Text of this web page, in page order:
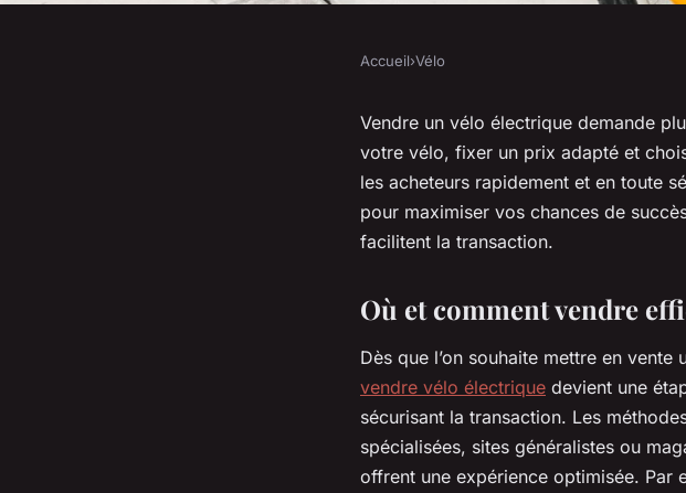
Comment réussir la vente
Accueil›Vélo
Vendre un vélo électrique demande
votre vélo, fixer un prix adapté et
les acheteurs rapidement et en toute
pour maximiser vos chances de
facilitent la transaction.
Où et comment vendre
Dès que l’on souhaite mettre en vente
vendre vélo électrique devient une
sécurisant la transaction. Les
spécialisées, sites généralistes ou
offrent une expérience optimisée. Par